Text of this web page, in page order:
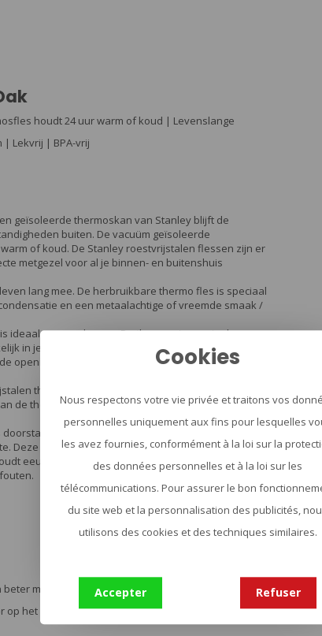
houdt 24 uur warm of koud | Levenslange
Lekvrij | BPA-vrij
geïsoleerde thermoskan van Stanley blijft de
buiten. De vacuüm geïsoleerde
of koud. De Stanley roestvrijstalen flessen zijn er
metgezel voor al je binnen- en buitenshuis
lang mee. De herbruikbare thermo fles is speciaal
en een metaalachtige of vreemde smaak /
ideaal voor onderweg. De thermos is speciaal
in je rugzak kunt stoppen zonder te morsen en een
opening aan de bovenkant maakt vullen, schenken
thermosfles is makkelijk schoon te maken door
de thermoskan is vaatwasserbestenig, alleen in het
doorstaan omdat het speciaal daarvoor ontworpen is.
Deze honderdjarige belofte om robuuste, capabele
eeuwige stand. Alle Stanley-producten worden
maken. Ze blijven legendarische technologie
het gebied van eten en drinken.
Cookies
Nous respectons votre vie privée et traitons vos
personnelles uniquement aux fins pour lesquelles
les avez fournies, conformément à la loi sur la
des données personnelles et à la loi sur les
télécommunications. Pour assurer le bon
du site web et la personnalisation des publicités,
utilisons des cookies et des techniques similaires.
Accepter Refuser